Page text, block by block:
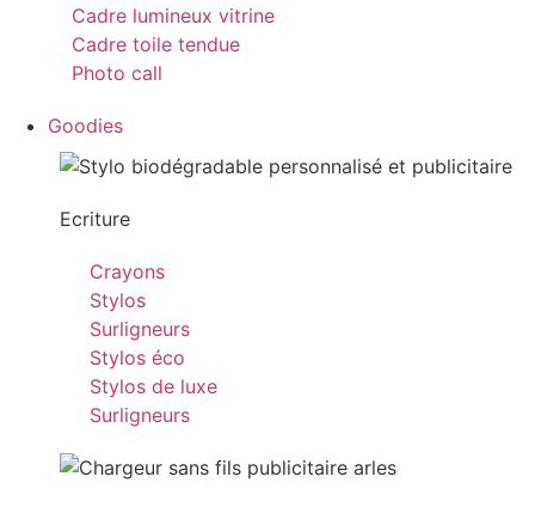
Cadre lumineux vitrine
Cadre toile tendue
Photo call
Goodies
Ecriture
Crayons
Stylos
Surligneurs
Stylos éco
Stylos de luxe
Surligneurs